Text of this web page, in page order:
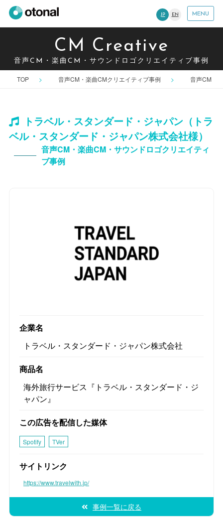
JP EN MENU
CM Creative
音声CM・楽曲CM・サウンドロゴクリエイティブ事例
TOP 音声CM・楽曲CMクリエイティブ事例 音声CM
トラベル・スタンダード・ジャパン（トラ
ベル・スタンダード・ジャパン株式会社様）
音声CM・楽曲CM・サウンドロゴクリエイティ
ブ事例
企業名
トラベル・スタンダード・ジャパン株式会社
商品名
海外旅行サービス『トラベル・スタンダード・ジ
ャパン』
この広告を配信した媒体
Spotify TVer
サイトリンク
https://www.travelwith.jp/
事例一覧に戻る